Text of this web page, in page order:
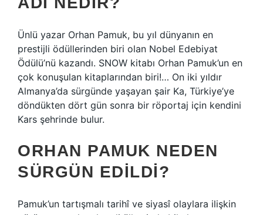
Ünlü yazar Orhan Pamuk, bu yıl dünyanın en
prestijli ödüllerinden biri olan Nobel Edebiyat
Ödülü’nü kazandı. SNOW kitabı Orhan Pamuk’un en
çok konuşulan kitaplarından biri!… On iki yıldır
Almanya’da sürgünde yaşayan şair Ka, Türkiye’ye
döndükten dört gün sonra bir röportaj için kendini
Kars şehrinde bulur.
ORHAN PAMUK NEDEN
SÜRGÜN EDILDI?
Pamuk’un tartışmalı tarihî ve siyasî olaylara ilişkin